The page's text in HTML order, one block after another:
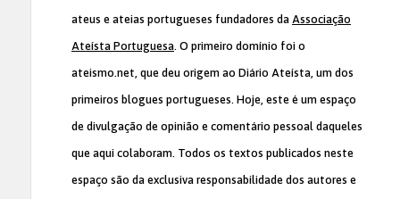
ateus e ateias portugueses fundadores da Associação
Ateísta Portuguesa. O primeiro domínio foi o
ateismo.net, que deu origem ao Diário Ateísta, um dos
primeiros blogues portugueses. Hoje, este é um espaço
de divulgação de opinião e comentário pessoal daqueles
que aqui colaboram. Todos os textos publicados neste
espaço são da exclusiva responsabilidade dos autores e